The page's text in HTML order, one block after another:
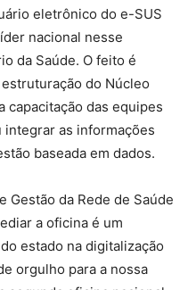
eletrônico do e-SUS
nacional nesse
da Saúde. O feito é
do Núcleo
capacitação das equipes
as informações
baseada em dados.
Gestão da Rede de Saúde
a oficina é um
estado na digitalização
orgulho para a nossa